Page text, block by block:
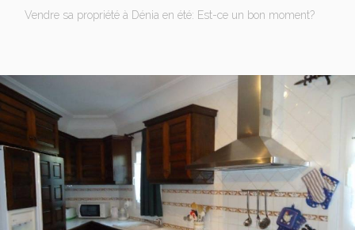
Vendre sa propriété à Dénia en été: Est-ce un bon moment?